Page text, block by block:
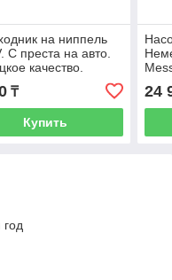
на ниппель
С преста на авто.
качество.
₸
Купить
24